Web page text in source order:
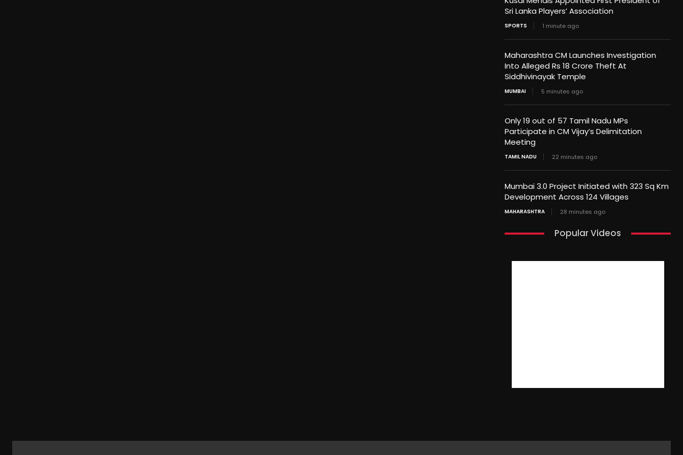
Sri Lanka Players’ Association
SPORTS 1 minute ago
Maharashtra CM Launches Investigation
Into Alleged Rs 18 Crore Theft At
Siddhivinayak Temple
MUMBAI 5 minutes ago
Only 19 out of 57 Tamil Nadu MPs
Participate in CM Vijay’s Delimitation
Meeting
TAMIL NADU 22 minutes ago
Mumbai 3.0 Project Initiated with 323 Sq Km
Development Across 124 Villages
MAHARASHTRA 28 minutes ago
Popular Videos